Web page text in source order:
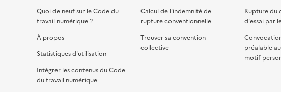
Quoi de neuf sur le Code du
travail numérique ?
À propos
Statistiques d'utilisation
Intégrer les contenus du Code
du travail numérique
Calcul de l'indemnité de
rupture conventionnelle
Trouver sa convention
collective
Rupture du
d'essai par
préalable
motif